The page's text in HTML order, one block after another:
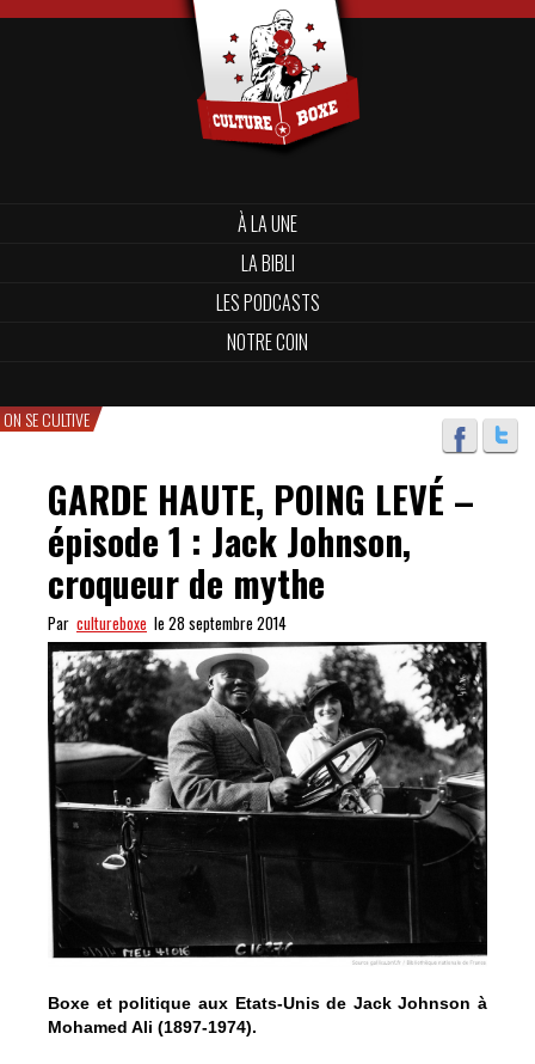
À LA UNE
LA BIBLI
LES PODCASTS
NOTRE COIN
ON SE CULTIVE
GARDE HAUTE, POING LEVÉ –
épisode 1 : Jack Johnson,
croqueur de mythe
Par cultureboxe le 28 septembre 2014
Boxe et politique aux Etats-Unis de Jack Johnson à
Mohamed Ali (1897-1974).